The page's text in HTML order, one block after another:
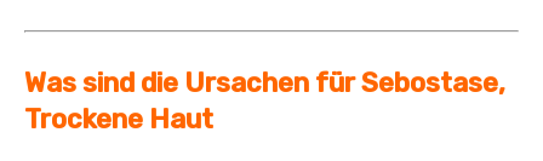
Was sind die Ursachen für ­Sebostase,
Trockene Haut